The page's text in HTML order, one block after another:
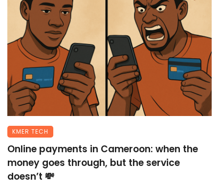
KMER TECH
Online payments in Cameroon: when the
money goes through, but the service
doesn’t 💸